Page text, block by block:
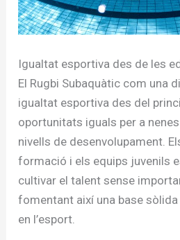
Igualtat esportiva des de les
El Rugbi Subaquàtic com una
igualtat esportiva des del
oportunitats iguals per a
nivells de desenvolupament.
formació i els equips juvenils
cultivar el talent sense
fomentant així una base
en l’esport.